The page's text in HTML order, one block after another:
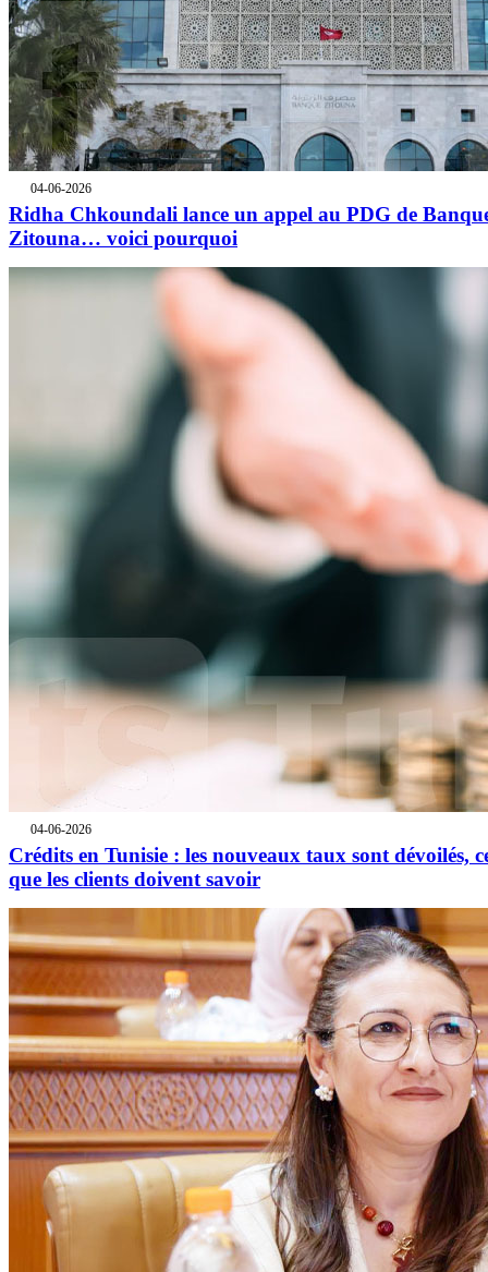
04-06-2026
Ridha Chkoundali lance un appel au PDG de
Zitouna… voici pourquoi
04-06-2026
Crédits en Tunisie : les nouveaux taux sont dévoilés,
que les clients doivent savoir